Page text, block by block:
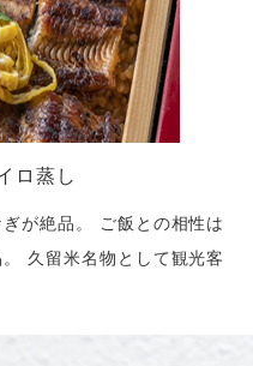
ロ蒸し
が絶品。 ご飯との相性は
久留米名物として観光客